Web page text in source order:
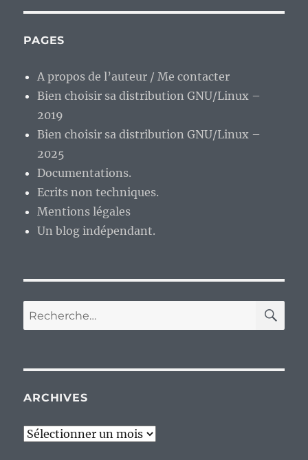
sur
ses
?
PAGES
A propos de l’auteur / Me contacter
Bien choisir sa distribution GNU/Linux –
2019
Bien choisir sa distribution GNU/Linux –
2025
Documentations.
Ecrits non techniques.
Mentions légales
Un blog indépendant.
Recherche
pour :
ARCHIVES
Archives